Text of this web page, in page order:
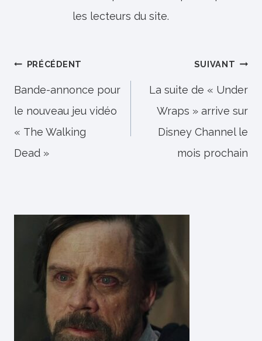
les lecteurs du site.
Navigation
de
l’article
PRÉCÉDENT
Bande-annonce pour
le nouveau jeu vidéo
« The Walking
Dead »
SUIVANT
La suite de « Under
Wraps » arrive sur
Disney Channel le
mois prochain